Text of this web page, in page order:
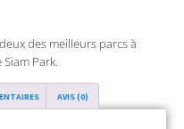
des meilleurs parcs à
Park.
AVIS (0)